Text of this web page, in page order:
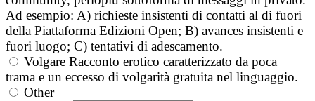
Ad esempio: A) richieste insistenti di contatti al di fuori
della Piattaforma Edizioni Open; B) avances insistenti e
fuori luogo; C) tentativi di adescamento.
Volgare Racconto erotico caratterizzato da poca
trama e un eccesso di volgarità gratuita nel linguaggio.
Other